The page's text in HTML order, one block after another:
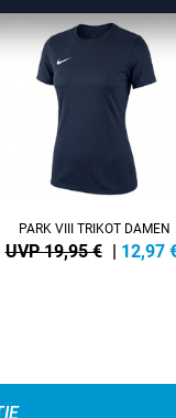
PARK VIII TRIKOT DAMEN
UVP 19,95 € | 12,97